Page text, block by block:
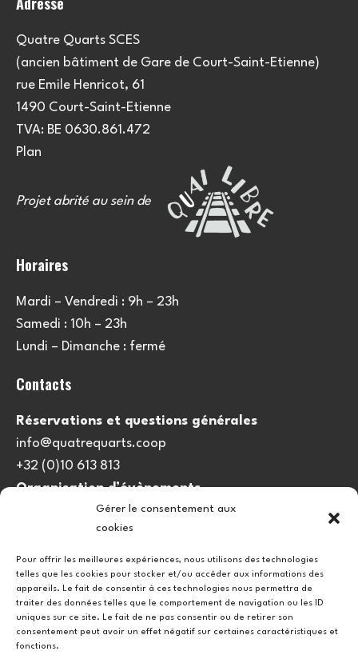
Gérer le consentement aux
cookies
Pour offrir les meilleures expériences, nous utilisons des technologies
telles que les cookies pour stocker et/ou accéder aux informations des
appareils. Le fait de consentir à ces technologies nous permettra de
traiter des données telles que le comportement de navigation ou les ID
uniques sur ce site. Le fait de ne pas consentir ou de retirer son
consentement peut avoir un effet négatif sur certaines caractéristiques et
fonctions.
Quatre Quarts SCES
(ancien bâtiment de Gare de Court-Saint-Etienne)
rue Emile Henricot, 61
1490 Court-Saint-Etienne
TVA: BE 0630.861.472
Plan
Projet abrité au sein de
Horaires
Mardi – Vendredi : 9h – 23h
Samedi : 10h – 23h
Lundi – Dimanche : fermé
Contacts
Réservations et questions générales
info@quatrequarts.coop
+32 (0)10 613 813
Organisation d’évènements
viedulieu@quatrequarts.coop
Politique de cookies (UE)